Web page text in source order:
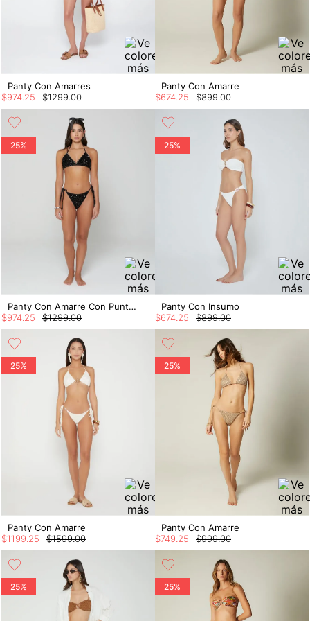
Panty Con Amarres
$1299.00
$974 25
Panty Con Amarre
$899.00
$674 25
25%
Panty Con Amarre Con Punteras
$1299.00
$974.25
25%
Panty Con Insumo
$899.00
$674.25
25%
Panty Con Amarre
$1599.00
$1199.25
25%
Panty Con Amarre
$999.00
$749.25
25% 25%